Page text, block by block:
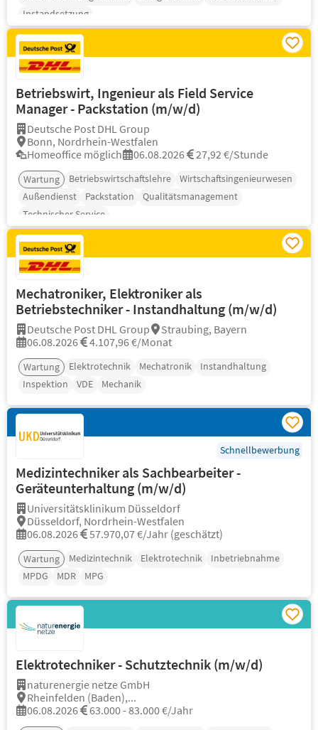
Instandsetzung
Betriebswirt, Ingenieur als Field Service
Manager - Packstation (m/w/d)
Deutsche Post DHL Group
Bonn, Nordrhein-Westfalen
Homeoffice möglich
06.08.2026 27,92 €/Stunde
Wartung Betriebswirtschaftslehre
Wirtschaftsingenieurwesen
Außendienst
Packstation
Qualitätsmanagement
Technischer Service
Mechatroniker, Elektroniker als
Betriebstechniker - Instandhaltung (m/w/d)
Deutsche Post DHL Group
Straubing, Bayern
06.08.2026
4.107,96 €/Monat
Wartung Elektrotechnik Mechatronik
Instandhaltung
Inspektion
VDE Mechanik
Schnellbewerbung
Medizintechniker als Sachbearbeiter -
Geräteunterhaltung (m/w/d)
Universitätsklinikum Düsseldorf
Düsseldorf, Nordrhein-Westfalen
06.08.2026
57.970,07 €/Jahr (geschätzt)
Wartung Medizintechnik Elektrotechnik
Inbetriebnahme
MPDG
MDR MPG
Elektrotechniker - Schutztechnik (m/w/d)
naturenergie netze GmbH
Rheinfelden (Baden),...
06.08.2026
63.000 - 83.000 €/Jahr